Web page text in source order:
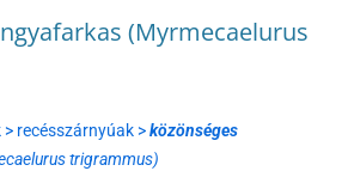
(Myrmecaelurus
recésszárnyúak >közönséges
trigrammus)